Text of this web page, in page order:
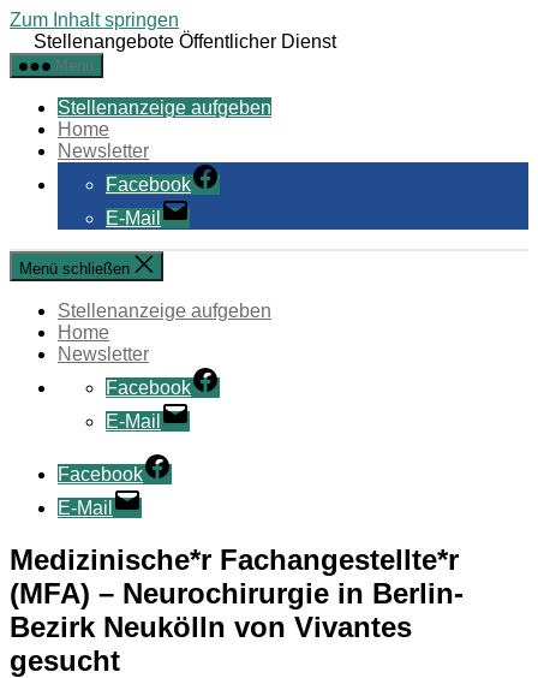
Zum Inhalt springen
Stellenangebote Öffentlicher Dienst
Menü
Stellenanzeige aufgeben
Home
Newsletter
Facebook
E-Mail
Menü schließen
Stellenanzeige aufgeben
Home
Newsletter
Facebook
E-Mail
Facebook
E-Mail
Medizinische*r Fachangestellte*r
(MFA) – Neurochirurgie in Berlin-
Bezirk Neukölln von Vivantes
gesucht